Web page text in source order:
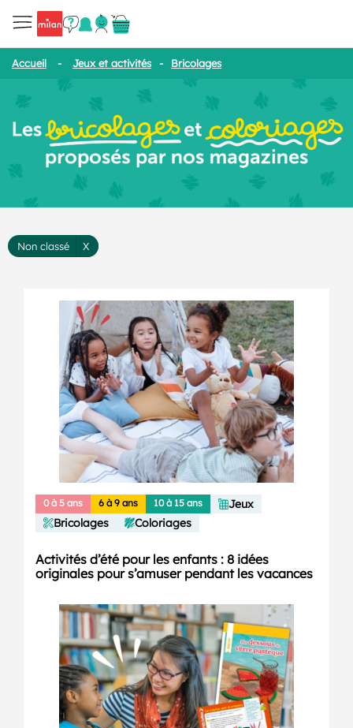
Accueil - Jeux et activités - Bricolages
Non classé X
0 à 5 ans 6 à 9 ans 10 à 15 ans
Jeux
Bricolages
Coloriages
Activités d’été pour les enfants : 8 idées
originales pour s’amuser pendant les vacances